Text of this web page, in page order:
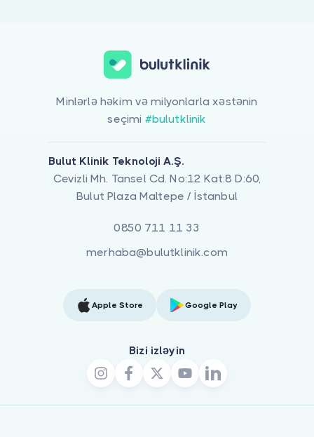
Minlərlə həkim və milyonlarla xəstənin
seçimi #bulutklinik
Bulut Klinik Teknoloji A.Ş.
Cevizli Mh. Tansel Cd. No:12 Kat:8 D:60,
Bulut Plaza Maltepe / İstanbul
0850 711 11 33
merhaba@bulutklinik.com
Apple Store Google Play
Bizi izləyin